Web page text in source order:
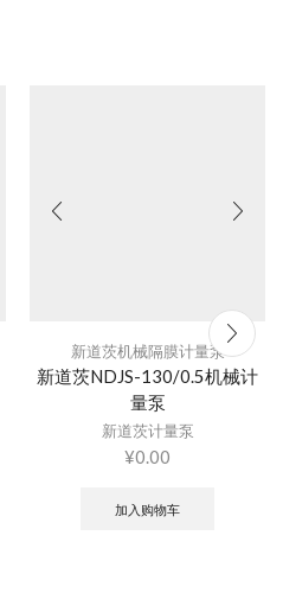
新道茨机械隔膜计量泵
新道茨NDJS-130/0.5机械计
量泵
新道茨计量泵
¥0.00
加入购物车